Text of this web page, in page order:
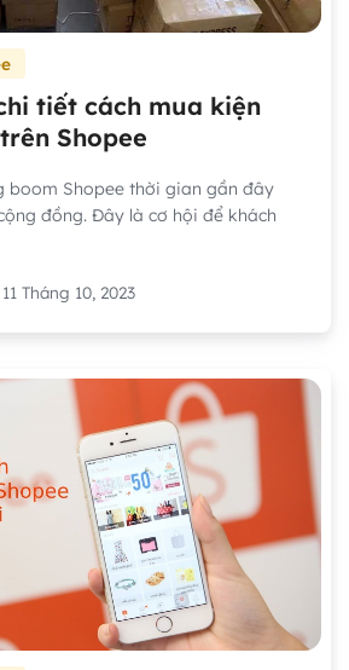
tiết cách mua kiện
Shopee
boom Shopee thời gian gần đây
đồng. Đây là cơ hội để khách
11 Tháng 10, 2023